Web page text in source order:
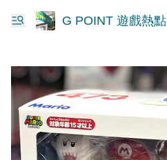
G POINT 遊戲熱點